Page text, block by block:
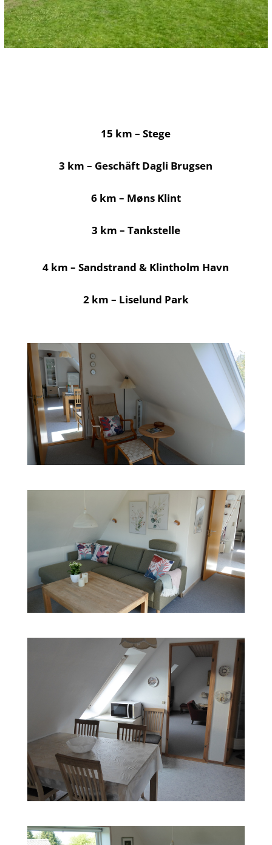
15 km – Stege
3 km – Geschäft Dagli Brugsen
6 km – Møns Klint
3 km – Tankstelle
4 km – Sandstrand & Klintholm Havn
2 km – Liselund Park